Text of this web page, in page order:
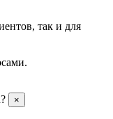
так и для
×